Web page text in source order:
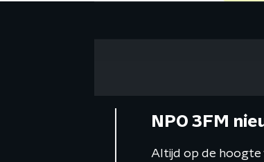
NPO 3FM
Altijd op de hoogte